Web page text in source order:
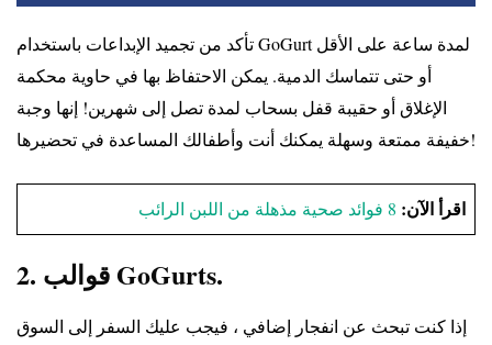
تأكد من تجميد الإبداعات باستخدام GoGurt لمدة ساعة على الأقل
أو حتى تتماسك الدمية. يمكن الاحتفاظ بها في حاوية محكمة
الإغلاق أو حقيبة قفل بسحاب لمدة تصل إلى شهرين! إنها وجبة
خفيفة ممتعة وسهلة يمكنك أنت وأطفالك المساعدة في تحضيرها!
اقرأ الآن: 8 فوائد صحية مذهلة من اللبن الرائب
2. قوالب GoGurts.
إذا كنت تبحث عن انفجار إضافي ، فيجب عليك السفر إلى السوق